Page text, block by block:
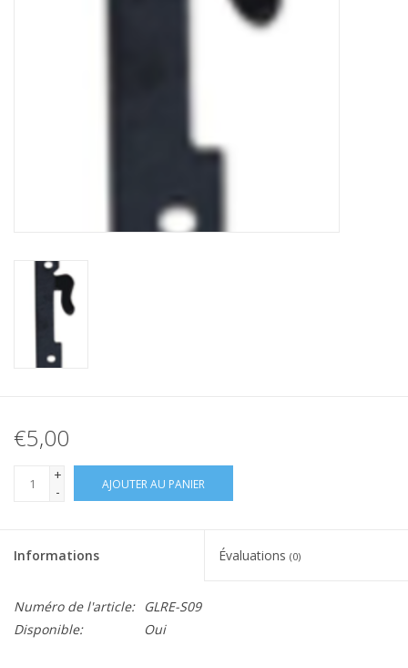
€5,00
+
-
AJOUTER AU PANIER
Informations Évaluations (0)
Numéro de l'article:
GLRE-S09
Disponible:
Oui